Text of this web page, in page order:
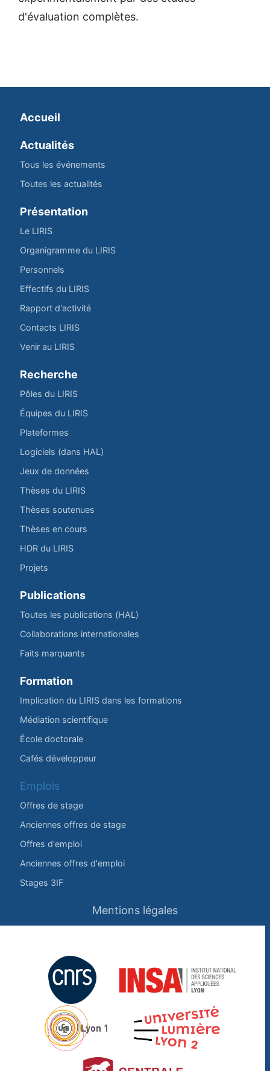
d'évaluation complètes.
Accueil
Actualités
Tous les événements
Toutes les actualités
Présentation
Le LIRIS
Organigramme du LIRIS
Personnels
Effectifs du LIRIS
Rapport d'activité
Contacts LIRIS
Venir au LIRIS
Recherche
Pôles du LIRIS
Équipes du LIRIS
Plateformes
Logiciels (dans HAL)
Jeux de données
Thèses du LIRIS
Thèses soutenues
Thèses en cours
HDR du LIRIS
Projets
Publications
Toutes les publications (HAL)
Collaborations internationales
Faits marquants
Formation
Implication du LIRIS dans les formations
Médiation scientifique
École doctorale
Cafés développeur
Emplois
Offres de stage
Anciennes offres de stage
Offres d'emploi
Anciennes offres d'emploi
Stages 3IF
Mentions légales